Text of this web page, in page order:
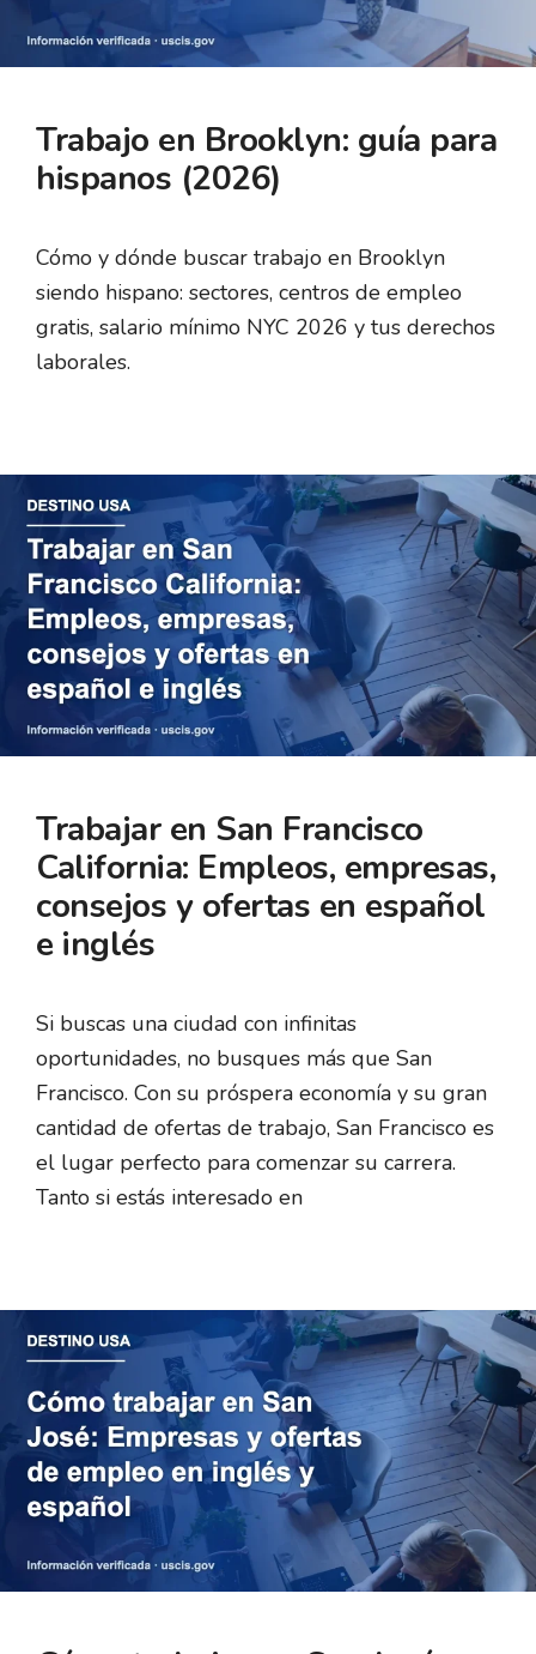
Trabajo en Brooklyn: guía para
hispanos (2026)
Cómo y dónde buscar trabajo en Brooklyn
siendo hispano: sectores, centros de empleo
gratis, salario mínimo NYC 2026 y tus derechos
laborales.
Trabajar en San Francisco
California: Empleos, empresas,
consejos y ofertas en español
e inglés
Si buscas una ciudad con infinitas
oportunidades, no busques más que San
Francisco. Con su próspera economía y su gran
cantidad de ofertas de trabajo, San Francisco es
el lugar perfecto para comenzar su carrera.
Tanto si estás interesado en